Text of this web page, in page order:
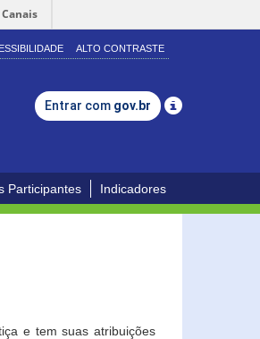
Canais
ALTO CONTRASTE
Entrar com gov.br
Participantes Indicadores
e tem suas atribuições